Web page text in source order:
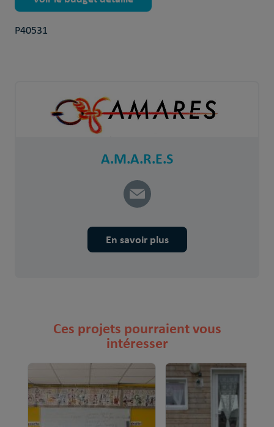
P40531
A.M.A.R.E.S
En savoir plus
Ces projets pourraient vous
intéresser